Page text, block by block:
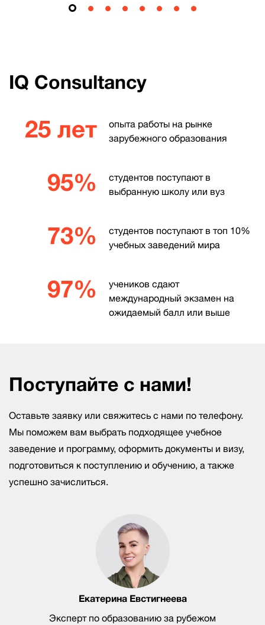
IQ Consultancy
25 лет
опыта работы на рынке
зарубежного образования
95%
студентов поступают в
выбранную школу или вуз
73%
студентов поступают в топ 10%
учебных заведений мира
97%
учеников сдают
международный экзамен на
ожидаемый балл или выше
Поступайте с нами!
Екатерина Евстигнеева
Эксперт по образованию за рубежом
Оставьте заявку или свяжитесь с нами по телефону.
Мы поможем вам выбрать подходящее учебное
заведение и программу, оформить документы и визу,
подготовиться к поступлению и обучению, а также
успешно зачислиться.